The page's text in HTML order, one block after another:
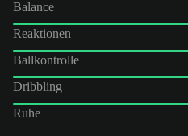
Balance
Reaktionen
Ballkontrolle
Dribbling
Ruhe